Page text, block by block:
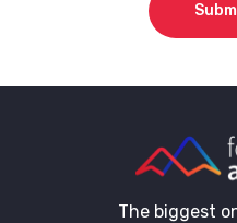
The biggest